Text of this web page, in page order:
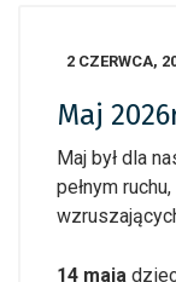
2 CZERWCA,
Maj
Maj był dla
pełnym
14 maja